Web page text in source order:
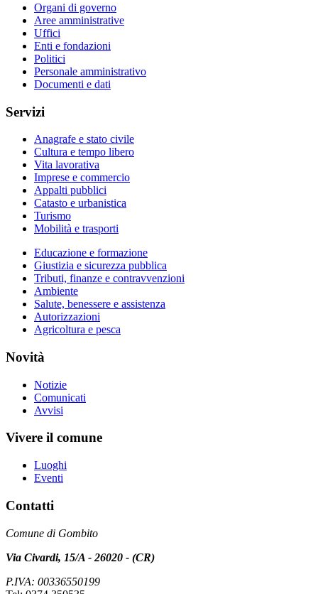
Organi di governo
Aree amministrative
Uffici
Enti e fondazioni
Politici
Personale amministrativo
Documenti e dati
Servizi
Anagrafe e stato civile
Cultura e tempo libero
Vita lavorativa
Imprese e commercio
Appalti pubblici
Catasto e urbanistica
Turismo
Mobilità e trasporti
Educazione e formazione
Giustizia e sicurezza pubblica
Tributi, finanze e contravvenzioni
Ambiente
Salute, benessere e assistenza
Autorizzazioni
Agricoltura e pesca
Novità
Notizie
Comunicati
Avvisi
Vivere il comune
Luoghi
Eventi
Contatti
Comune di Gombito
Via Civardi, 15/A - 26020 - (CR)
P.IVA: 00336550199